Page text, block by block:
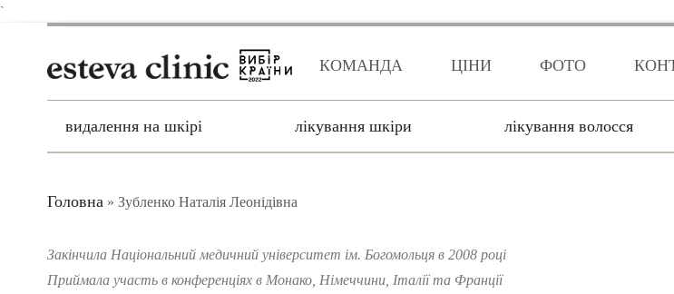
`
КОМАНДА ЦІНИ ФОТО
видалення на шкірі лікування шкіри лікування волосся
Головна » Зубленко Наталія Леонідівна
Закінчила Національний медичний університет ім. Богомольця в 2008 році
Приймала участь в конференціях в Монако, Німеччини, Італії та Франції